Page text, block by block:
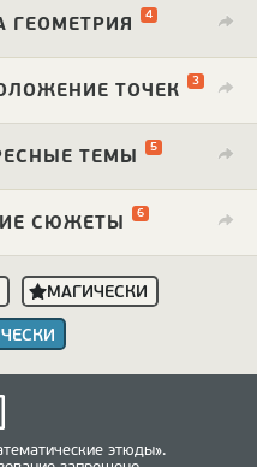
ГЕОМЕТРИЯ 4
ТОЧЕК 3
ТЕМЫ 5
СЮЖЕТЫ 6
МАГИЧЕСКИ
этюды».